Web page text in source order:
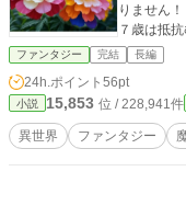
りません！ こ
７歳は抵
そこで目
か。もし
ければ！！ 悪役令息ルパートが断罪を避けるためにとった
手段とは
ファンタジー 完結 長編
24h.ポイント 56pt
小説 15,853 位 / 228,941件
異世界 ファンタジー